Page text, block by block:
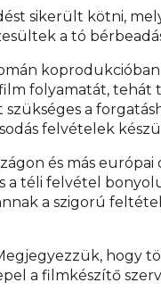
sikerült kötni,
a tó
folyamatát, tehát
szükséges a
felvételek
és más
a téli felvétel
a szigorú
hogy
a filmkészítő